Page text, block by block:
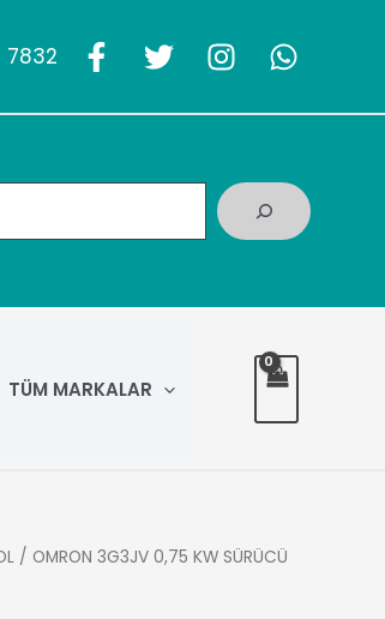
7832
TÜM MARKALAR
/ OMRON 3G3JV 0,75 KW SÜRÜCÜ